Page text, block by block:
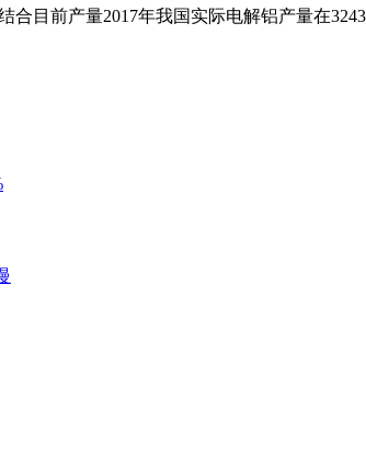
前产量2017年我国实际电解铝产量在